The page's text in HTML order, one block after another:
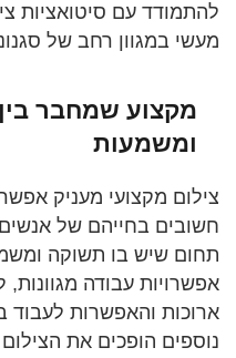
להתמודד עם סיטואציות
מעשי במגוון רחב של
מקצוע שמחבר
ומשמעות
צילום מקצועי מעניק
חשובים בחייהם של
תחום שיש בו תשוקה
אפשרויות עבודה
ארוכות והאפשרות לעבוד
נוספים הופכים את